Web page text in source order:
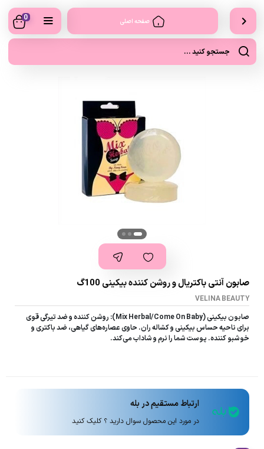
صفحه اصلی 0
صابون آنتی باکتریال و روشن کننده بیکینی 100گ
VELINA BEAUTY
صابون بیکینی (Mix Herbal/Come On Baby): روشن کننده و ضد تیرگی قوی
برای ناحیه حساس بیکینی و کشاله ران. حاوی عصاره‌های گیاهی، ضد باکتری و
خوشبو کننده. پوست شما را نرم و شاداب می‌کند.
ارتباط مستقیم در بله
در مورد این محصول سوال دارید ؟ کلیک کنید